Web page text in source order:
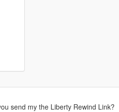
send my the Liberty Rewind Link?